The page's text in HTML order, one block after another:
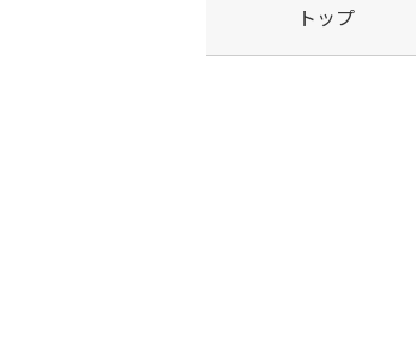
トップ